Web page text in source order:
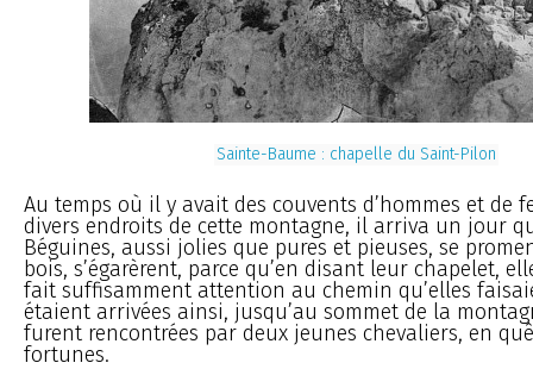
Sainte-Baume : chapelle du Saint-Pilon
Au temps où il y avait des couvents d’hommes et de
divers endroits de cette montagne, il arriva un jour
Béguines, aussi jolies que pures et pieuses, se
bois, s’égarèrent, parce qu’en disant leur chapelet,
fait suffisamment attention au chemin qu’elles
étaient arrivées ainsi, jusqu’au sommet de la
furent rencontrées par deux jeunes chevaliers, en
fortunes.